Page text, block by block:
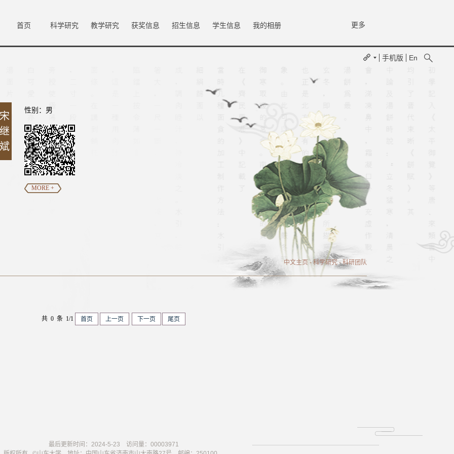
首页 科学研究 教学研究 获奖信息 招生信息 学生信息 我的相册 更多
手机版 En
性别：男
MORE +
中文主页 -科学研究-科研团队
共 0 条 1/1 首页 上一页 下一页 尾页
最后更新时间： 2024-5-23 访问量： 00003971